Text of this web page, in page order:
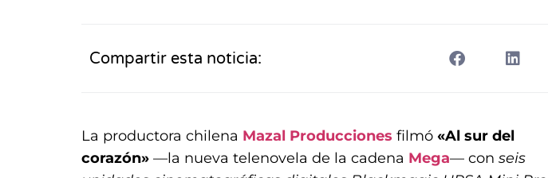
Compartir esta noticia:
La productora chilena Mazal Producciones filmó «Al sur del
corazón» —la nueva telenovela de la cadena Mega— con seis